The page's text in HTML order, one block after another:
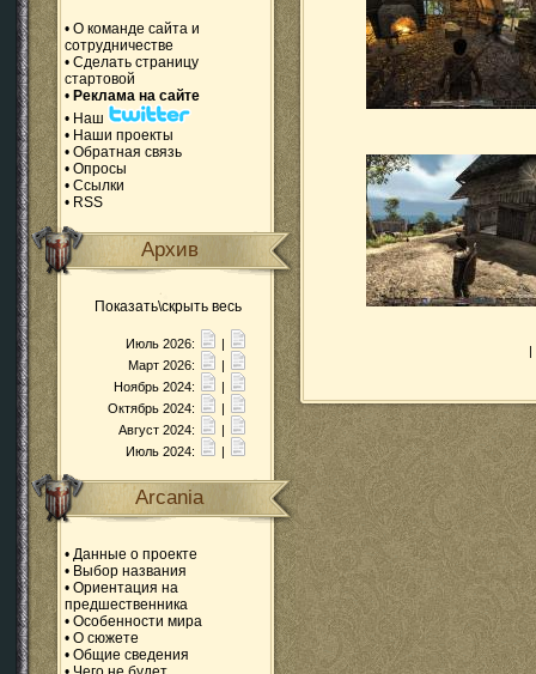
• О команде сайта и
сотрудничестве
• Сделать страницу
стартовой
• Реклама на сайте
• Наш
• Наши проекты
• Обратная связь
• Опросы
• Ссылки
• RSS
Архив
Показать\скрыть весь
Июль 2026:
|
Март 2026:
|
Ноябрь 2024:
|
Октябрь 2024:
|
Август 2024:
|
Июль 2024:
|
Arcania
• Данные о проекте
• Выбор названия
• Ориентация на
предшественника
• Особенности мира
• О сюжете
• Общие сведения
|